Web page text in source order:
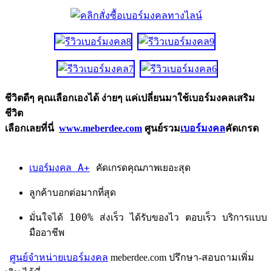
ชีวิตดีๆ คุณเลือกเองได้ ง่ายๆ แค่เปลี่ยนมาใช้เบอร์มงคลเสริม
ชีวิต
เลือกเลยที่นี่ www.meberdee.com ศูนย์รวมเบอร์มงคลคัดเกรด
เบอร์มงคล A+ คัดเกรดคุณภาพเยอะสุด
ลูกค้าบอกต่อมากที่สุด
มั่นใจได้ 100% ส่งเร็ว ได้รับของไว ตอบเร็ว บริการแบบ
มืออาชีพ
ศูนย์จำหน่ายเบอร์มงคล meberdee.com ปรึกษา-สอบถามเพิ่ม